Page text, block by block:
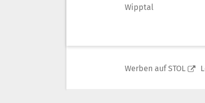
Wipptal
Werben auf STOL